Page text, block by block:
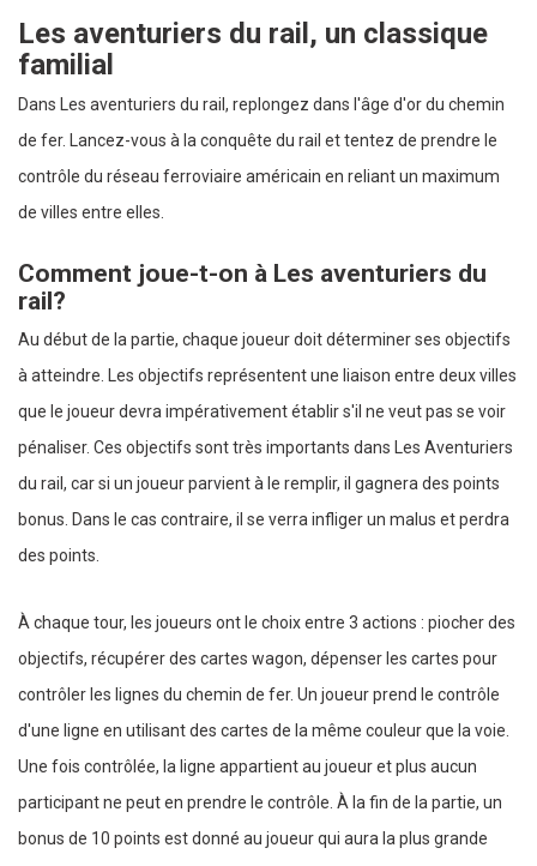
Les aventuriers du rail, un classique
familial
Dans Les aventuriers du rail, replongez dans l'âge d'or du chemin
de fer. Lancez-vous à la conquête du rail et tentez de prendre le
contrôle du réseau ferroviaire américain en reliant un maximum
de villes entre elles.
Comment joue-t-on à Les aventuriers du
rail?
Au début de la partie, chaque joueur doit déterminer ses objectifs
à atteindre. Les objectifs représentent une liaison entre deux villes
que le joueur devra impérativement établir s'il ne veut pas se voir
pénaliser. Ces objectifs sont très importants dans Les Aventuriers
du rail, car si un joueur parvient à le remplir, il gagnera des points
bonus. Dans le cas contraire, il se verra infliger un malus et perdra
des points.
À chaque tour, les joueurs ont le choix entre 3 actions : piocher des
objectifs, récupérer des cartes wagon, dépenser les cartes pour
contrôler les lignes du chemin de fer. Un joueur prend le contrôle
d'une ligne en utilisant des cartes de la même couleur que la voie.
Une fois contrôlée, la ligne appartient au joueur et plus aucun
participant ne peut en prendre le contrôle. À la fin de la partie, un
bonus de 10 points est donné au joueur qui aura la plus grande